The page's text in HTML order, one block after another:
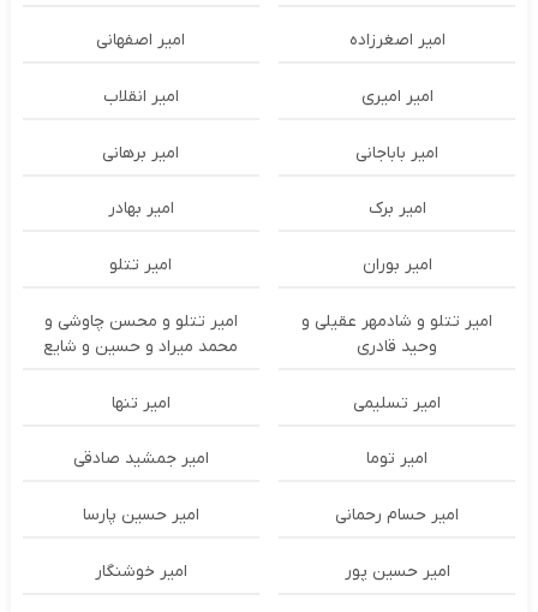
امیر اصغرزاده امیر اصفهانی
امیر امیری امیر انقلاب
امیر باباجانی امیر برهانی
امیر برک امیر بهادر
امیر بوران امیر تتلو
امیر تتلو و شادمهر عقیلی و
وحید قادری
امیر تتلو و محسن چاوشی و
محمد میراد و حسین و شایع
امیر تسلیمی امیر تنها
امیر توما امیر جمشید صادقی
امیر حسام رحمانی امیر حسین پارسا
امیر حسین پور امیر خوشنگار